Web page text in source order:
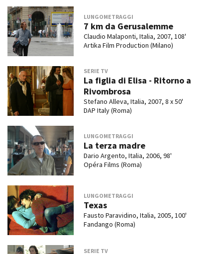
LUNGOMETRAGGI
7 km da Gerusalemme
Claudio Malaponti, Italia, 2007, 108'
Artika Film Production (Milano)
SERIE TV
La figlia di Elisa - Ritorno a
Rivombrosa
Stefano Alleva, Italia, 2007, 8 x 50'
DAP Italy (Roma)
LUNGOMETRAGGI
La terza madre
Dario Argento, Italia, 2006, 98'
Opéra Films (Roma)
LUNGOMETRAGGI
Texas
Fausto Paravidino, Italia, 2005, 100'
Fandango (Roma)
SERIE TV